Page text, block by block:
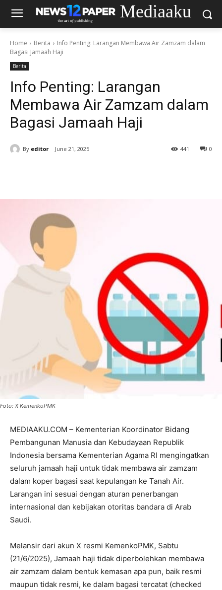
Mediaaku
Home Berita
Info Penting: Larangan Membawa Air Zamzam dalam
Bagasi Jamaah Haji
Berita
Info Penting: Larangan
Membawa Air Zamzam dalam
Bagasi Jamaah Haji
By editor June 21, 2025 0
441
Foto: X KemenkoPMK
MEDIAAKU.COM – Kementerian Koordinator Bidang
Pembangunan Manusia dan Kebudayaan Republik
Indonesia bersama Kementerian Agama RI mengingatkan
seluruh jamaah haji untuk tidak membawa air zamzam
dalam koper bagasi saat kepulangan ke Tanah Air.
Larangan ini sesuai dengan aturan penerbangan
internasional dan kebijakan otoritas bandara di Arab
Saudi.
Melansir dari akun X resmi KemenkoPMK, Sabtu
(21/6/2025), Jamaah haji tidak diperbolehkan membawa
air zamzam dalam bentuk kemasan apa pun, baik resmi
maupun tidak resmi, ke dalam bagasi tercatat (checked